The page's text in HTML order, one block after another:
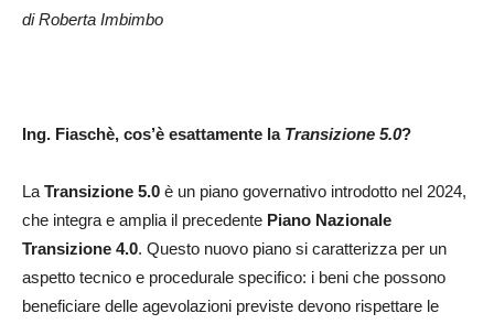
di Roberta Imbimbo
Ing. Fiaschè, cos’è esattamente la Transizione 5.0?
La Transizione 5.0 è un piano governativo introdotto nel 2024,
che integra e amplia il precedente Piano Nazionale
Transizione 4.0. Questo nuovo piano si caratterizza per un
aspetto tecnico e procedurale specifico: i beni che possono
beneficiare delle agevolazioni previste devono rispettare le